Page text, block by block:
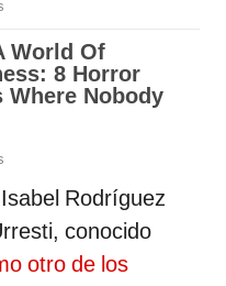
Rodríguez
conocido
otro de los